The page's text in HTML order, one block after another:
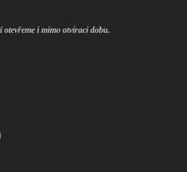
otevřeme i mimo otvírací dobu.